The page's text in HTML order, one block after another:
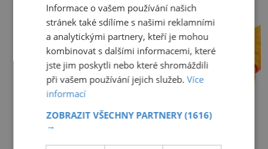
Informace o vašem používání našich
stránek také sdílíme s našimi reklamními
a analytickými partnery, kteří je mohou
kombinovat s dalšími informacemi, které
jste jim poskytli nebo které shromáždili
při vašem používání jejich služeb.Více
informací
ZOBRAZIT VŠECHNY PARTNERY(1616)
→